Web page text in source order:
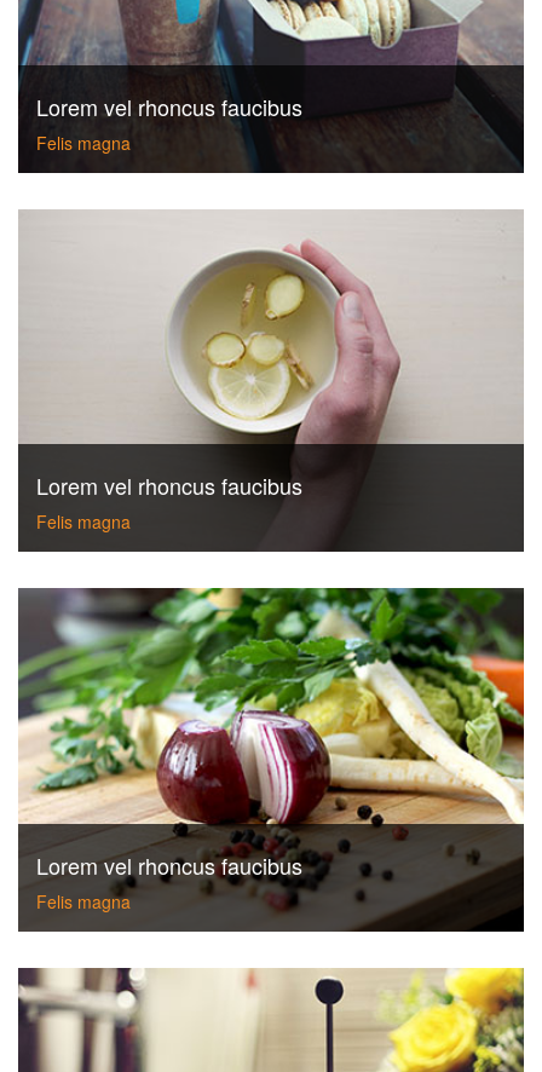
Lorem vel rhoncus faucibus
Felis magna
Lorem vel rhoncus faucibus
Felis magna
Lorem vel rhoncus faucibus
Felis magna